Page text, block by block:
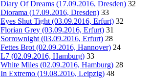
Diary Of Dreams (17.09.2016, Dresden) 32
Diorama (17.09.2016, Dresden) 33
Eyes Shut Tight (03.09.2016, Erfurt) 32
Florian Grey (03.09.2016, Erfurt) 31
Sorrownight (03.09.2016, Erfurt) 28
Fettes Brot (02.09.2016, Hannover) 24
L7 (02.09.2016, Hamburg) 33
White Miles (02.09.2016, Hamburg) 28
In Extremo (19.08.2016, Leipzig) 48